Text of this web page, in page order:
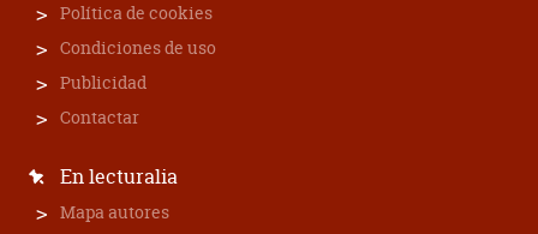
Política de cookies
Condiciones de uso
Publicidad
Contactar
En lecturalia
Mapa autores